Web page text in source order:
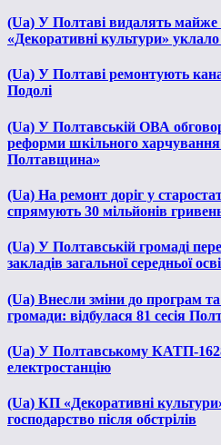
(Ua) У Полтаві видалять
«Декоративні культури»
(Ua) У Полтаві ремонтують
Подолі
(Ua) У Полтавській ОВА
реформи шкільного харчування
Полтавщина»
(Ua) На ремонт доріг у
спрямують 30 мільйонів
(Ua) У Полтавській громаді
закладів загальної середньої
(Ua) Внесли зміни до програм
громади: відбулася 81 сесія
(Ua) У Полтавському КАТП-
електростанцію
(Ua) КП «Декоративні
господарство після обстрілів